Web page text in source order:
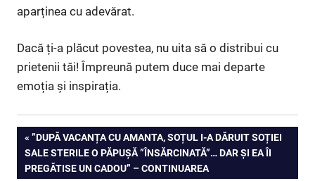
aparținea cu adevărat.
Dacă ți-a plăcut povestea, nu uita să o distribui cu
prietenii tăi! Împreună putem duce mai departe
emoția și inspirația.
Navigare
în
PREVIOUS
POST:
”DUPĂ VACANȚA CU AMANTA, SOȚUL I-A DĂRUIT SOȚIEI
SALE STERILE O PĂPUȘĂ ”ÎNSĂRCINATĂ”… DAR ȘI EA ÎI
PREGĂTISE UN CADOU” – CONTINUAREA